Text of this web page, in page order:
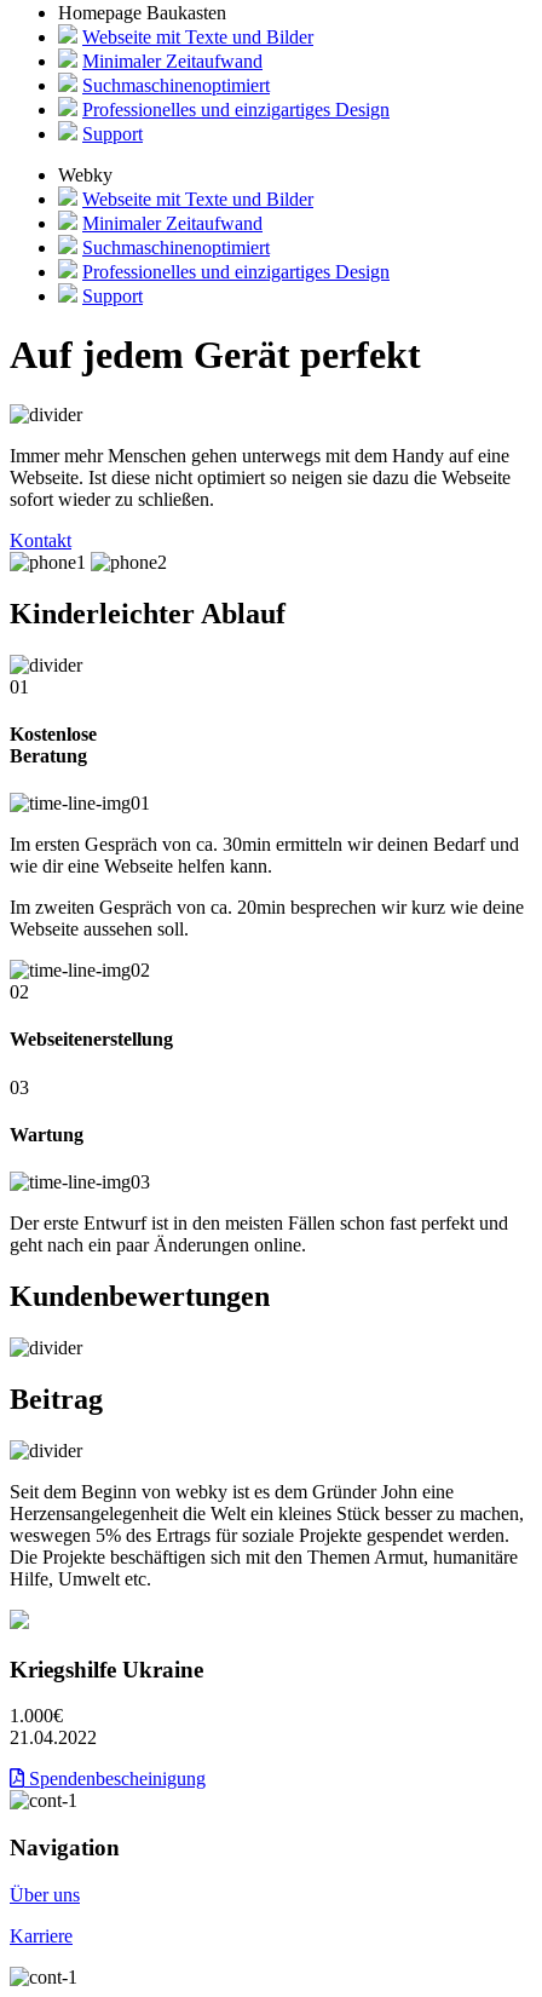
Homepage Baukasten
Webseite mit Texte und Bilder
Minimaler Zeitaufwand
Suchmaschinenoptimiert
Professionelles und einzigartiges Design
Support
Webky
Webseite mit Texte und Bilder
Minimaler Zeitaufwand
Suchmaschinenoptimiert
Professionelles und einzigartiges Design
Support
Auf jedem Gerät perfekt
Immer mehr Menschen gehen unterwegs mit dem Handy auf eine
Webseite. Ist diese nicht optimiert so neigen sie dazu die Webseite
sofort wieder zu schließen.
Kontakt
Kinderleichter Ablauf
01
Kostenlose
Beratung
Im ersten Gespräch von ca. 30min ermitteln wir deinen Bedarf und
wie dir eine Webseite helfen kann.
Im zweiten Gespräch von ca. 20min besprechen wir kurz wie deine
Webseite aussehen soll.
02
Webseitenerstellung
03
Wartung
Der erste Entwurf ist in den meisten Fällen schon fast perfekt und
geht nach ein paar Änderungen online.
Kundenbewertungen
Beitrag
Seit dem Beginn von webky ist es dem Gründer John eine
Herzensangelegenheit die Welt ein kleines Stück besser zu machen,
weswegen 5% des Ertrags für soziale Projekte gespendet werden.
Die Projekte beschäftigen sich mit den Themen Armut, humanitäre
Hilfe, Umwelt etc.
Kriegshilfe Ukraine
1.000€
21.04.2022
Spendenbescheinigung
Navigation
Über uns
Karriere